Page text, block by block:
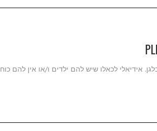
אידיאלי לכאלו שיש להם ילדים ו/או אין להם כוח